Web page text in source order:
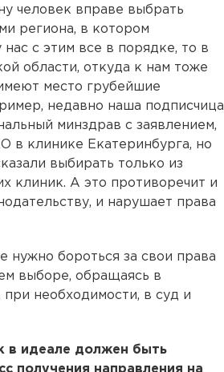
человек вправе выбрать
региона, в котором
с этим все в порядке, то в
области, откуда к нам тоже
место грубейшие
недавно наша подписчица
минздрав с заявлением,
в клинике Екатеринбурга, но
выбирать только из
клиник. А это противоречит и
и нарушает права
нужно бороться за свои права
выборе, обращаясь в
необходимости, в суд и
в идеале должен быть
получения направления на